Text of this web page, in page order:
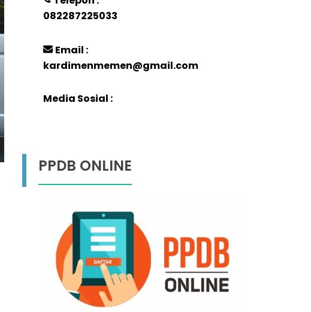
082287225033
Email :
kardimenmemen@gmail.com
Media Sosial :
PPDB ONLINE